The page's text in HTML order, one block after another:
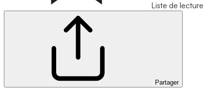
Liste de lecture
Partager